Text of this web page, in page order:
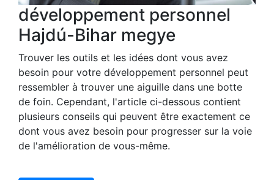
développement personnel
Hajdú-Bihar megye
Trouver les outils et les idées dont vous avez
besoin pour votre développement personnel peut
ressembler à trouver une aiguille dans une botte
de foin. Cependant, l'article ci-dessous contient
plusieurs conseils qui peuvent être exactement ce
dont vous avez besoin pour progresser sur la voie
de l'amélioration de vous-même.